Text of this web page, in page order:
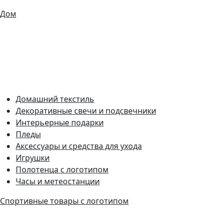
Дом
Домашний текстиль
Декоративные свечи и подсвечники
Интерьерные подарки
Пледы
Аксессуары и средства для ухода
Игрушки
Полотенца с логотипом
Часы и метеостанции
Спортивные товары с логотипом